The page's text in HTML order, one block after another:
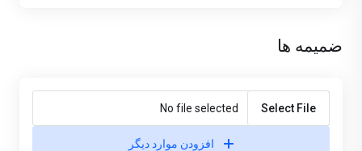
ضمیمه ها
Select File
No file selected
افزودن موارد دیگر